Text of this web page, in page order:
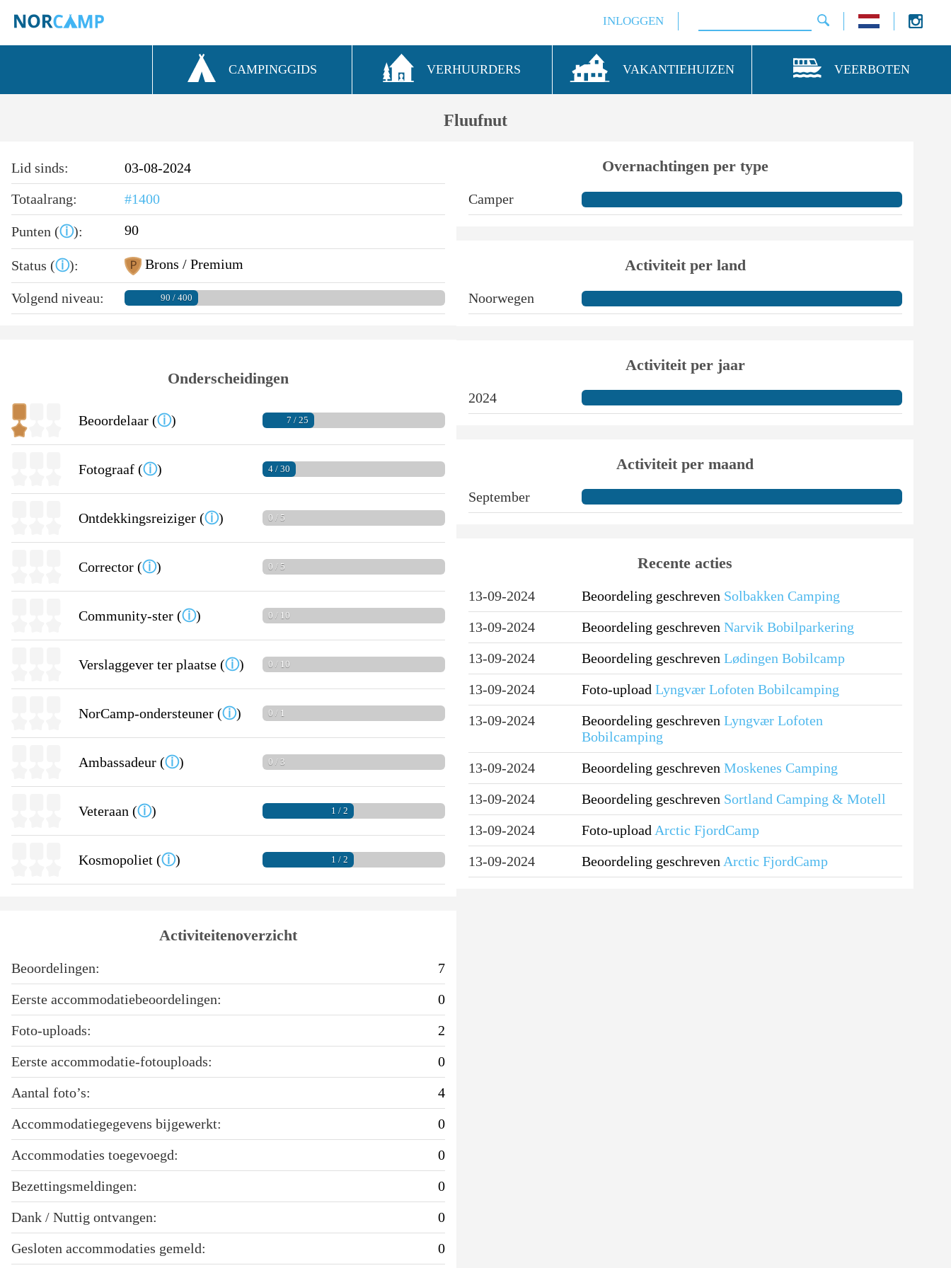
INLOGGEN
CAMPINGGIDS VERHUURDERS VAKANTIEHUIZEN VEERBOTEN
Fluufnut
Lid sinds:
03-08-2024
Totaalrang:
#1400
Punten (ⓘ): 90
Status (ⓘ): Brons / Premium
Volgend niveau: 90 / 400
Onderscheidingen
Beoordelaar (ⓘ) 7 / 25
Fotograaf (ⓘ) 4 / 30
Ontdekkingsreiziger (ⓘ) 0 / 5
Corrector (ⓘ) 0 / 5
Community-ster (ⓘ) 0 / 10
Verslaggever ter plaatse (ⓘ) 0 / 10
NorCamp-ondersteuner (ⓘ) 0 / 1
Ambassadeur (ⓘ) 0 / 3
Veteraan (ⓘ) 1 / 2
Kosmopoliet (ⓘ) 1 / 2
Activiteitenoverzicht
Beoordelingen:
7
Eerste accommodatiebeoordelingen:
0
Foto-uploads:
2
Eerste accommodatie-fotouploads:
0
Aantal foto’s:
4
Accommodatiegegevens bijgewerkt:
0
Accommodaties toegevoegd:
0
Bezettingsmeldingen:
0
Dank / Nuttig ontvangen:
0
Gesloten accommodaties gemeld:
0
Overnachtingen per type
Camper
Activiteit per land
Noorwegen
Activiteit per jaar
2024
Activiteit per maand
September
Recente acties
13-09-2024 Beoordeling geschreven Solbakken Camping
13-09-2024
Beoordeling geschreven Narvik Bobilparkering
13-09-2024
Beoordeling geschreven Lødingen Bobilcamp
13-09-2024
Foto-upload Lyngvær Lofoten Bobilcamping
13-09-2024
Beoordeling geschreven Lyngvær Lofoten
Bobilcamping
13-09-2024
Beoordeling geschreven Moskenes Camping
13-09-2024
Beoordeling geschreven Sortland Camping & Motell
13-09-2024
Foto-upload Arctic FjordCamp
13-09-2024
Beoordeling geschreven Arctic FjordCamp